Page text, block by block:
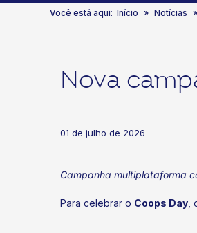
Você está aqui: Início Notícias
Nova
01 de julho de 2026
Campanha multiplataforma
Para celebrar o Coops Day